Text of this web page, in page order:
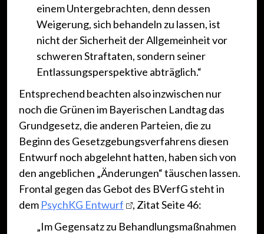
einem Untergebrachten, denn dessen
Weigerung, sich behandeln zu lassen, ist
nicht der Sicherheit der Allgemeinheit vor
schweren Straftaten, sondern seiner
Entlassungsperspektive abträglich.“
Entsprechend beachten also inzwischen nur
noch die Grünen im Bayerischen Landtag das
Grundgesetz, die anderen Parteien, die zu
Beginn des Gesetzgebungsverfahrens diesen
Entwurf noch abgelehnt hatten, haben sich von
den angeblichen „Änderungen“ täuschen lassen.
Frontal gegen das Gebot des BVerfG steht in
dem PsychKG Entwurf
, Zitat Seite 46:
„Im Gegensatz zu Behandlungsmaßnahmen